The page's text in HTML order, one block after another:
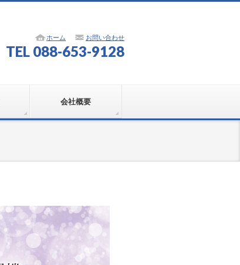
ホーム お問い合わせ
TEL 088-653-9128
会社概要